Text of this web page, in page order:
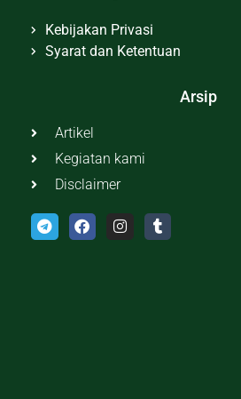
Kebijakan Privasi
Syarat dan Ketentuan
Arsip
Artikel
Kegiatan kami
Disclaimer